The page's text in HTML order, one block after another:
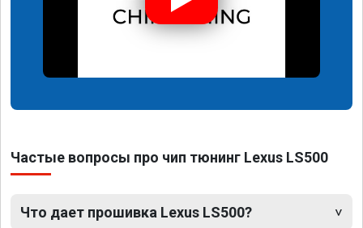
Частые вопросы про чип тюнинг Lexus LS500
Что дает прошивка Lexus LS500?